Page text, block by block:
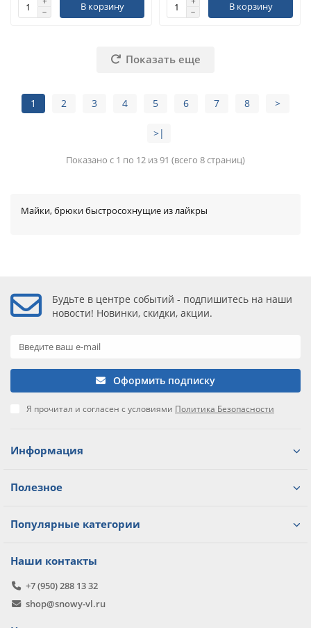
В корзину В корзину
Показать еще
1 2 3 4 5 6 7 8 >
>|
Показано с 1 по 12 из 91 (всего 8 страниц)
Майки, брюки быстросохнущие из лайкры
Будьте в центре событий - подпишитесь на наши
новости! Новинки, скидки, акции.
Оформить подписку
Я прочитал и согласен с условиями Политика Безопасности
Информация
Полезное
Популярные категории
Наши контакты
+7 (950) 288 13 32
shop@snowy-vl.ru